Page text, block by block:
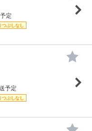
定
つぶしなし
予定
つぶしなし